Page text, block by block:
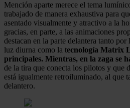
Mención aparte merece el tema
trabajado de manera exhaustiva para
asentado visualmente y atractivo a la
gracias, en parte, a las animaciones
destacan en la parte delantera tanto
luz diurna como la tecnología Matrix
principales. Mientras, en la zaga se
de la tira que conecta los pilotos y que
está igualmente retroiluminado, al que
delantero.